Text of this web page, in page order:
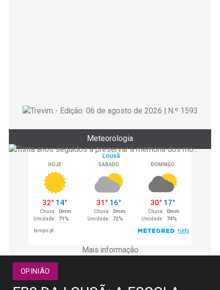
Meteorologia
Mais informação
OPINIÃO